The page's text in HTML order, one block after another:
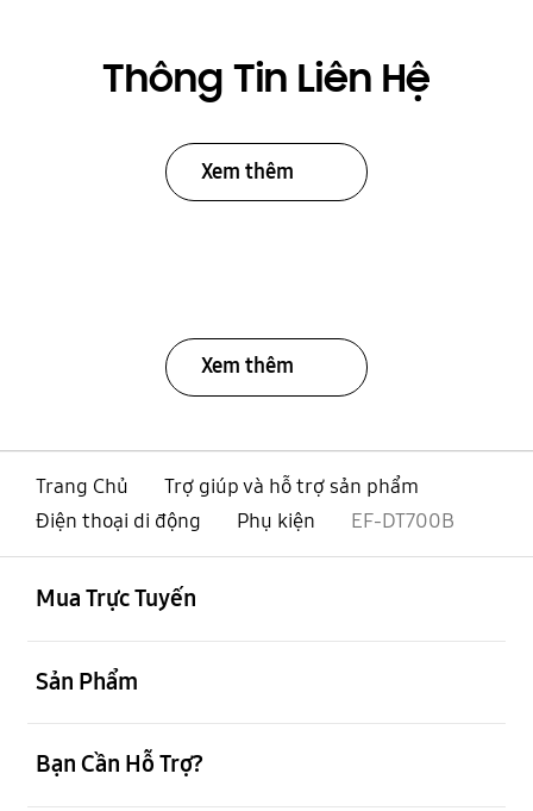
Thông Tin Liên Hệ
Xem thêm
Xem thêm
Trang Chủ
Trợ giúp và hỗ trợ sản phẩm
Điện thoại di động
Phụ kiện EF-DT700B
Mua Trực Tuyến
Sản Phẩm
Bạn Cần Hỗ Trợ?